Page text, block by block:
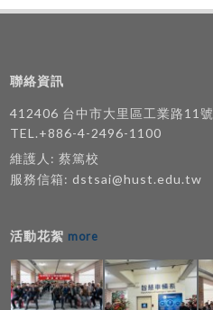
聯絡資訊
412406 台中市大里區工業路11號
TEL.+886-4-2496-1100
維護人: 蔡篤校
服務信箱: dstsai@hust.edu.tw
活動花絮 more